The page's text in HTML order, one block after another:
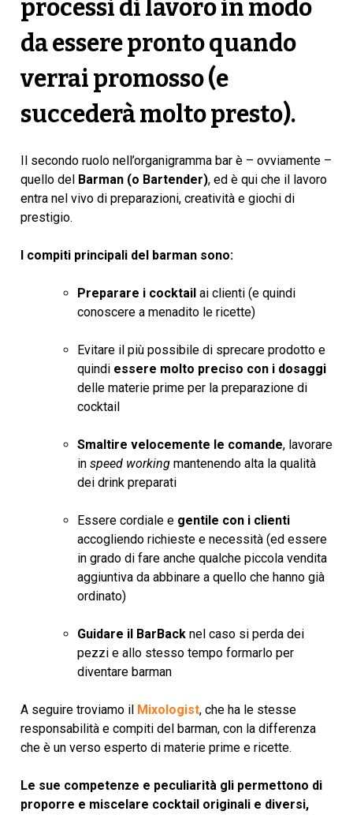
processi di lavoro in modo
da essere pronto quando
verrai promosso (e
succederà molto presto).
Il secondo ruolo nell’organigramma bar è – ovviamente –
quello del Barman (o Bartender), ed è qui che il lavoro
entra nel vivo di preparazioni, creatività e giochi di
prestigio.
I compiti principali del barman sono:
Preparare i cocktailai clienti (e quindi
conoscere a menadito le ricette)
Evitare il più possibile di sprecare prodotto e
quindi essere molto preciso con i dosaggi
delle materie prime per la preparazione di
cocktail
Smaltire velocemente le comande, lavorare
in speed workingmantenendo alta la qualità
dei drink preparati
Essere cordiale e gentile con i clienti
accogliendo richieste e necessità (ed essere
in grado di fare anche qualche piccola vendita
aggiuntiva da abbinare a quello che hanno già
ordinato)
Guidare il BarBacknel caso si perda dei
pezzi e allo stesso tempo formarlo per
diventare barman
A seguire troviamo il Mixologist, che ha le stesse
responsabilità e compiti del barman, con la differenza
che è un verso esperto di materie prime e ricette.
Le sue competenze e peculiarità gli permettono di
proporre e miscelare cocktail originali e diversi,